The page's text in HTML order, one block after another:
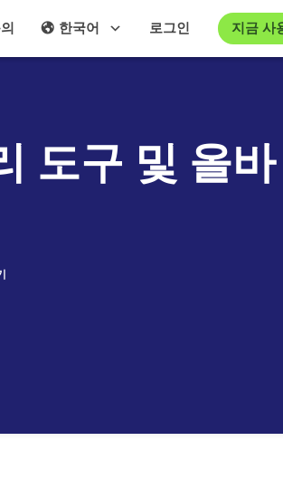
지금 사
로그인
한국어
도구 및 올바